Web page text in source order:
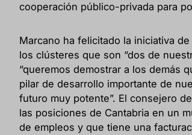
cooperación público-privada para
Marcano ha felicitado la iniciativa
los clústeres que son “dos de
“queremos demostrar a los demás
pilar de desarrollo importante de
futuro muy potente”. El consejero
las posiciones de Cantabria en un
de empleos y que tiene una